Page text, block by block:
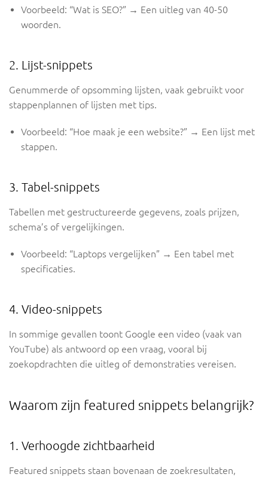
Voorbeeld: “Wat is SEO?” → Een uitleg van 40-50
woorden.
2. Lijst-snippets
Genummerde of opsomming lijsten, vaak gebruikt voor
stappenplannen of lijsten met tips.
Voorbeeld: “Hoe maak je een website?” → Een lijst met
stappen.
3. Tabel-snippets
Tabellen met gestructureerde gegevens, zoals prijzen,
schema’s of vergelijkingen.
Voorbeeld: “Laptops vergelijken” → Een tabel met
specificaties.
4. Video-snippets
In sommige gevallen toont Google een video (vaak van
YouTube) als antwoord op een vraag, vooral bij
zoekopdrachten die uitleg of demonstraties vereisen.
Waarom zijn featured snippets belangrijk?
1. Verhoogde zichtbaarheid
Featured snippets staan bovenaan de zoekresultaten,